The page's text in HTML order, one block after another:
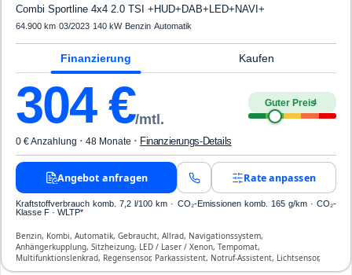
Combi Sportline 4x4 2.0 TSI +HUD+DAB+LED+NAVI+
64.900 km·03/2023· 140 kW· Benzin·Automatik
Finanzierung Kaufen
304€/mtl.
Guter Preis4
0 € Anzahlung · 48 Monate · Finanzierungs-Details
Angebot anfragen Rate anpassen
Kraftstoffverbrauch komb. 7,2 l/100 km · CO₂-Emissionen komb. 165 g/km · CO₂-
Klasse F · WLTP*
Benzin, Kombi, Automatik, Gebraucht, Allrad, Navigationssystem,
Anhängerkupplung, Sitzheizung, LED / Laser / Xenon, Tempomat,
Multifunktionslenkrad, Regensensor, Parkassistent, Notruf-Assistent, Lichtsensor,
Head Up Display, Start/Stopp-Automatik, Bluetooth, Freisprecheinrichtung,